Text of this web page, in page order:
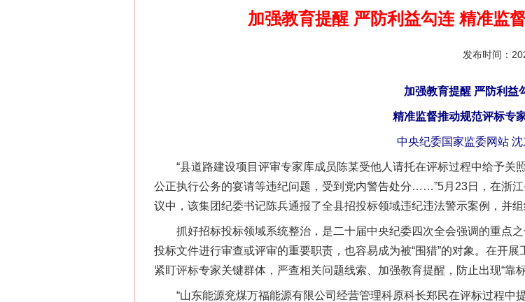
加强教育提醒 严防利益勾连 精准监
发布时间：
加强教育提醒 严防利益
精准监督推动规范评标专
中央纪委国家监委网站 沈
“县道路建设项目评审专家库成员陈某受他人请托在评标过程中给予关
公正执行公务的宴请等违纪问题，受到党内警告处分……”5月23日，在浙
议中，该集团纪委书记陈兵通报了全县招投标领域违纪违法警示案例，并
抓好招标投标领域系统整治，是二十届中央纪委四次全会强调的重点之
投标文件进行审查或评审的重要职责，也容易成为被“围猎”的对象。在开
紧盯评标专家关键群体，严查相关问题线索、加强教育提醒，防止出现“靠标
“山东能源兖煤万福能源有限公司经营管理科原科长郑民在评标过程中